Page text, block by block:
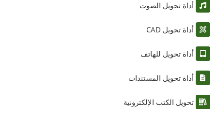
أداة تحويل الصوت
أداة تحويل CAD
أداة تحويل للهاتف
أداة تحويل المستندات
تحويل الكتب الإلكترونية